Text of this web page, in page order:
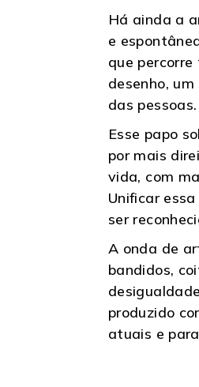
Há ainda a
e
que
desenho,
das
Esse papo
por mais
vida, com
Unificar
ser
A onda de
bandidos,
produzido
atuais e